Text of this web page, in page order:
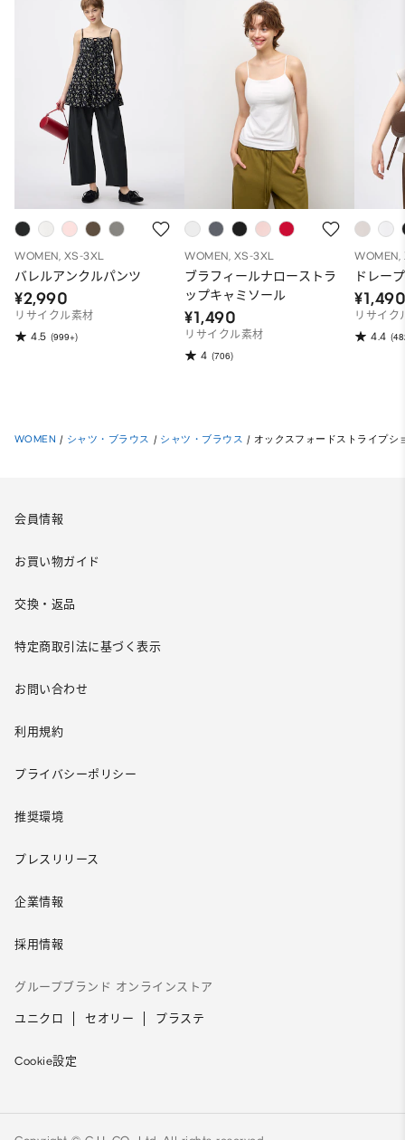
WOMEN, XS-3XL
バレルアンクルパンツ
¥2,990
リサイクル素材
4.5 (999+)
WOMEN, XS-3XL
ブラフィールナローストラ
ップキャミソール
¥1,490
リサイクル素材
4 (706)
WOMEN,
ドレー
リサイク
4.4
WOMEN / シャツ・ブラウス / シャツ・ブラウス / オックスフォードストライプシ
会員情報
お買い物ガイド
交換・返品
特定商取引法に基づく表示
お問い合わせ
利用規約
プライバシーポリシー
推奨環境
プレスリリース
企業情報
採用情報
グループブランド オンラインストア
ユニクロ セオリー プラステ
Cookie設定